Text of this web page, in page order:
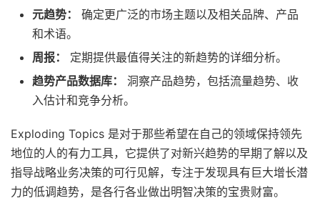
元趋势：
确定更广泛的市场主题以及相关品牌、产品
和术语。
周报：
定期提供最值得关注的新趋势的详细分析。
趋势产品数据库：
洞察产品趋势，包括流量趋势、收
入估计和竞争分析。
Exploding Topics 是对于那些希望在自己的领域保持领先
地位的人的有力工具，它提供了对新兴趋势的早期了解以及
指导战略业务决策的可行见解，专注于发现具有巨大增长潜
力的低调趋势，是各行各业做出明智决策的宝贵财富。